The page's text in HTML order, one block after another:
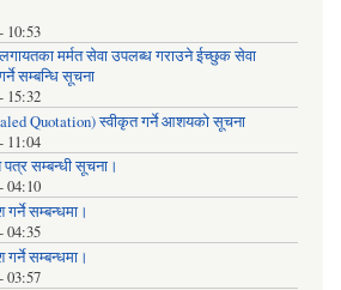
10:53
मर्मत सेवा उपलब्ध गराउने ईच्छुक सेवा
सम्बन्धि सूचना
15:32
Quotation) स्वीकृत गर्ने आशयको सूचना
11:04
सम्बन्धी सूचना।
04:10
सम्बन्धमा।
04:35
सम्बन्धमा।
03:57